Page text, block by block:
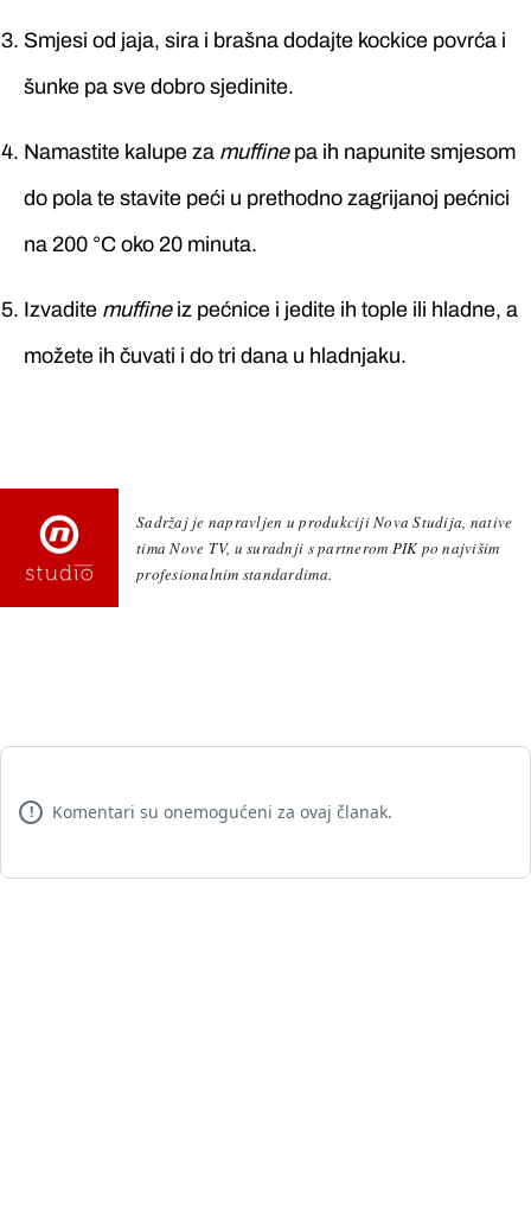
Smjesi od jaja, sira i brašna dodajte kockice povrća i
šunke pa sve dobro sjedinite.
Namastite kalupe za muffine pa ih napunite smjesom
do pola te stavite peći u prethodno zagrijanoj pećnici
na 200 °C oko 20 minuta.
Izvadite muffine iz pećnice i jedite ih tople ili hladne, a
možete ih čuvati i do tri dana u hladnjaku.
Sadržaj je napravljen u produkciji Nova Studija, native
tima Nove TV, u suradnji s partnerom PIK po najvišim
profesionalnim standardima.
! Komentari su onemogućeni za ovaj članak.